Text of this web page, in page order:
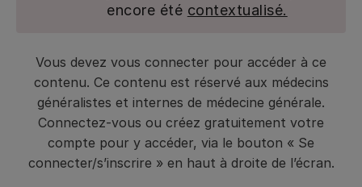
encore été contextualisé.
Vous devez vous connecter pour accéder à ce
contenu. Ce contenu est réservé aux médecins
généralistes et internes de médecine générale.
Connectez-vous ou créez gratuitement votre
compte pour y accéder, via le bouton « Se
connecter/s’inscrire » en haut à droite de l’écran.